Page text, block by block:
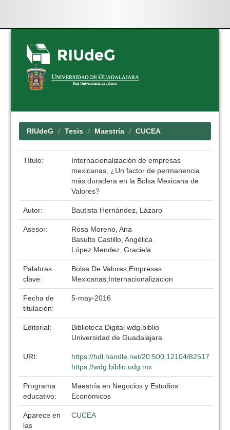
Skip
navigation
RIUdeG Tesis Maestría CUCEA
Título:
Internacionalización de empresas
mexicanas, ¿Un factor de permanencia
más duradera en la Bolsa Mexicana de
Valores?
Autor: Bautista Hernández, Lázaro
Asesor:
Rosa Moreno, Ana
Basulto Castillo, Angélica
López Mendez, Graciela
Palabras
clave:
Bolsa De Valores;Empresas
Mexicanas;Internacionalizacion
Fecha de
titulación:
5-may-2016
Editorial:
Biblioteca Digital wdg.biblio
Universidad de Guadalajara
URI:
https://hdl.handle.net/20.500.12104/82517
https://wdg.biblio.udg.mx
Programa
educativo:
Maestría en Negocios y Estudios
Económicos
Aparece en
las
CUCEA